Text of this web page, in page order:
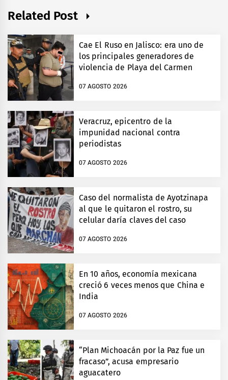
Related Post
Cae El Ruso en Jalisco: era uno de
los principales generadores de
violencia de Playa del Carmen
07 AGOSTO 2026
Veracruz, epicentro de la
impunidad nacional contra
periodistas
07 AGOSTO 2026
Caso del normalista de Ayotzinapa
al que le quitaron el rostro, su
celular daría claves del caso
07 AGOSTO 2026
En 10 años, economía mexicana
creció 6 veces menos que China e
India
07 AGOSTO 2026
“Plan Michoacán por la Paz fue un
fracaso”, acusa empresario
aguacatero